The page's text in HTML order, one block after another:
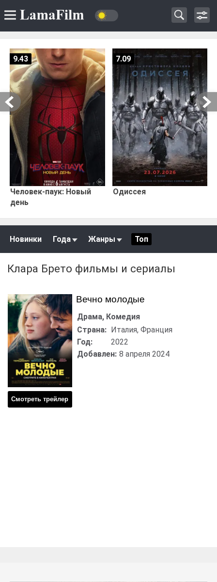
Человек-паук: Новый
день
9.43
Одиссея
7.09
Новинки Года Жанры Топ
Клара Брето фильмы и сериалы
Вечно молодые
Смотреть трейлер
Драма, Комедия
Страна: Италия, Франция
Год:
2022
Добавлен: 8 апреля 2024